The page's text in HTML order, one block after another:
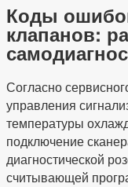
Коды
клапанов:
Согласно
управления
температуры
подключение
диагностической
считывающей